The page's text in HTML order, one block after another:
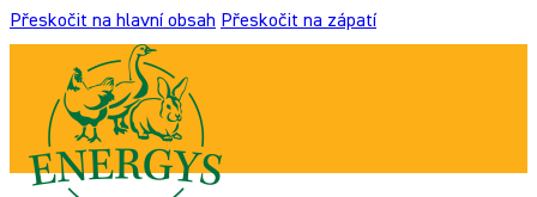
Přeskočit na hlavní obsah Přeskočit na zápatí